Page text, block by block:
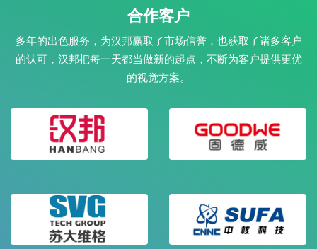
合作客户
多年的出色服务，为汉邦赢取了市场信誉，也获取了诸多客户
的认可，汉邦把每一天都当做新的起点，不断为客户提供更优
的视觉方案。